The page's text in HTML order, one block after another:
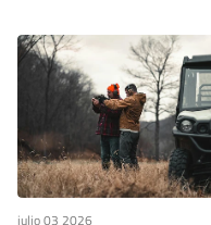
julio 03 2026